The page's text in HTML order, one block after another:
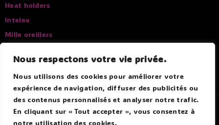
Nous respectons votre vie privée.
Nous utilisons des cookies pour améliorer votre
expérience de navigation, diffuser des publicités ou
des contenus personnalisés et analyser notre trafic.
En cliquant sur « Tout accepter », vous consentez à
notre utilisation des cookies.
Heat holders
Intelex
Mille oreillers
Sissel
© 2026 Douce Bouillotte - Par Boitmobile - Agence web